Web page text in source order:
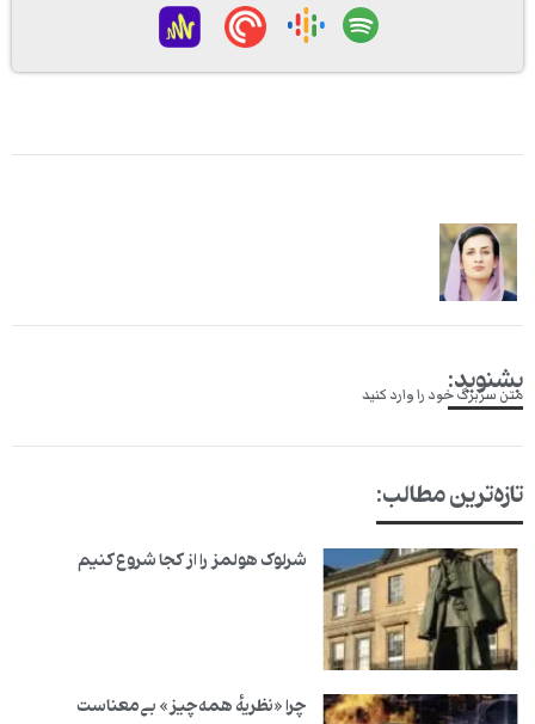
بشنوید:
متن سربرگ خود را وارد کنید
تازه‌ترین مطالب:
شرلوک هولمز را از کجا شروع کنیم
چرا «نظریهٔ همه‌چیز» بی‌معناست